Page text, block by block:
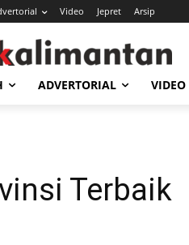
Video Jepret Arsip
ADVERTORIAL VIDEO
Terbaik